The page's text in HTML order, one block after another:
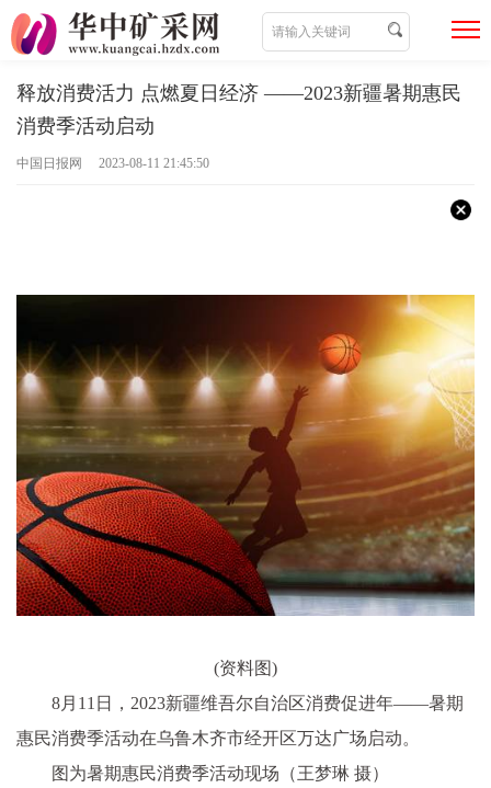
释放消费活力 点燃夏日经济 ——2023新疆暑期惠民
消费季活动启动
中国日报网 2023-08-11 21:45:50
(资料图)
8月11日，2023新疆维吾尔自治区消费促进年——暑期
惠民消费季活动在乌鲁木齐市经开区万达广场启动。
图为暑期惠民消费季活动现场（王梦琳 摄）